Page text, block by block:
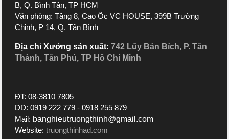
B, Q. Bình Tân, TP HCM
Văn phòng: Tầng 8, Cao Ốc VC HOUSE, 399B Trường
Chinh, P 14, Q. Tân Bình
Địa chỉ Xưởng sản xuất:742 Lũy Bán Bích, P. Tân
Thành, Tân Phú, TP Hồ Chí Minh
ĐT: 08-3810 7805
DD: 0919 222 779 - 0918 255 879
Mail: banghieutruongthinh@gmail.com
Website:truongthinhad.com